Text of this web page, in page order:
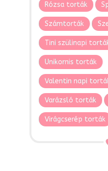
Rózsa torták
Számtorták
Tini szülinapi
Unikornis torták
Valentin napi
Varázsló torták
Virágcserép torták